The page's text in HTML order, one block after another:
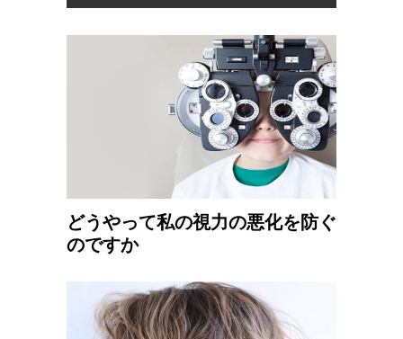
どうやって私の視力の悪化を防ぐ
のですか